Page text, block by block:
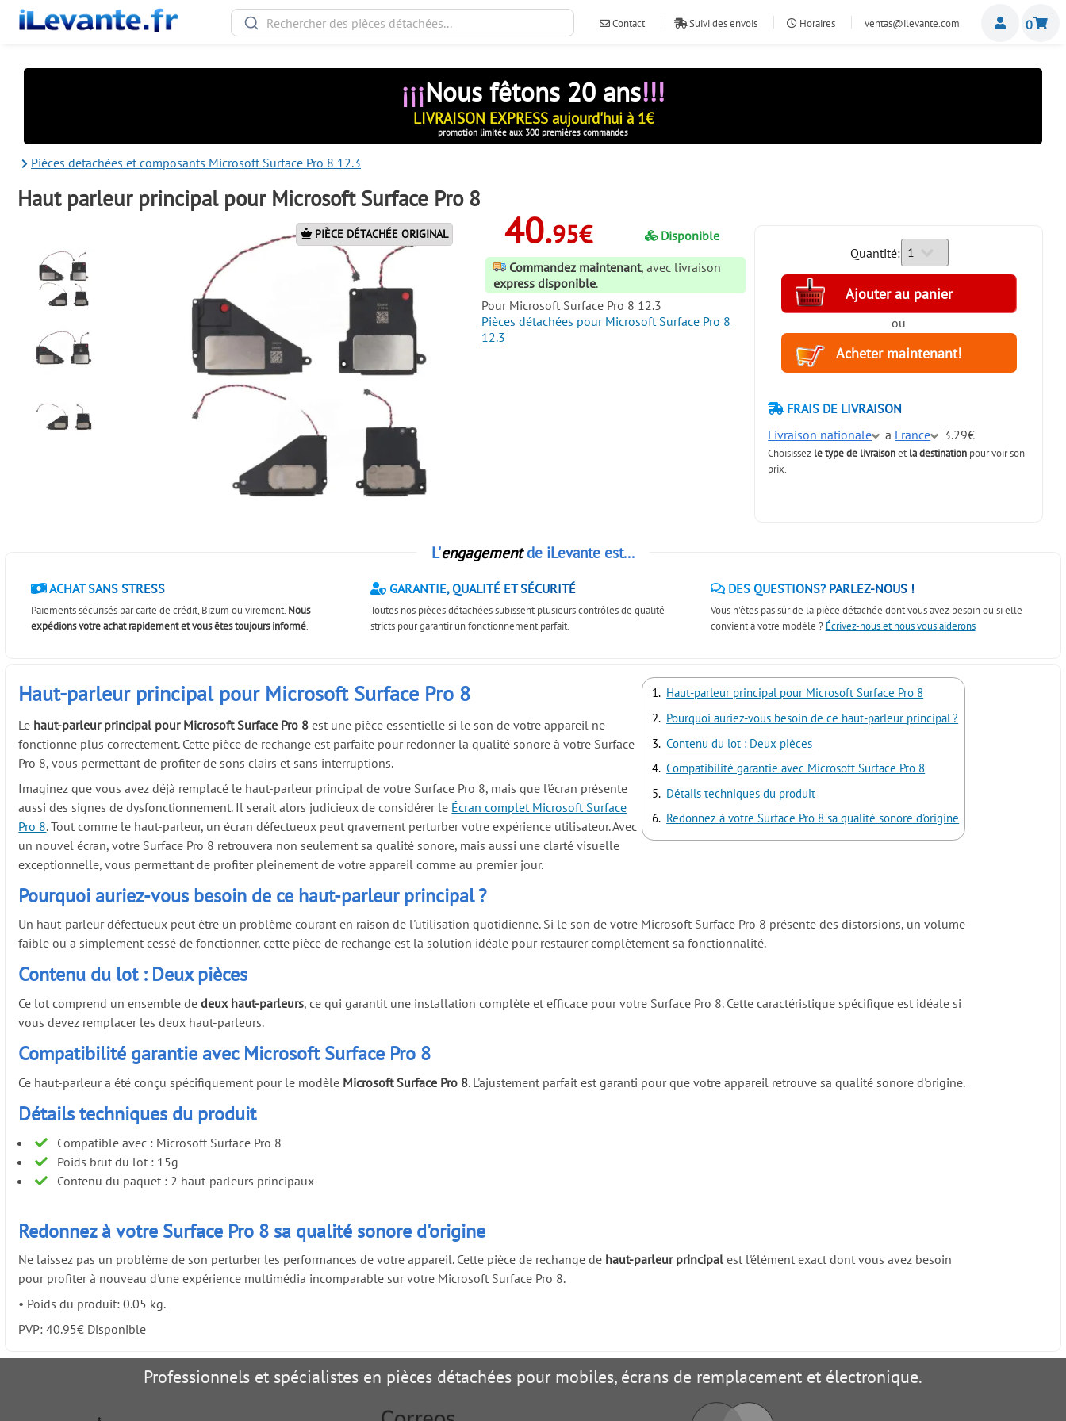
Contact Suivi des envois Horaires ventas@ilevante.com 0
¡¡¡Nous fêtons 20 ans!!!
LIVRAISON EXPRESS aujourd'hui à 1€
promotion limitée aux 300 premières commandes
Pièces détachées et composants Microsoft Surface Pro 8 12.3
Haut parleur principal pour Microsoft Surface Pro 8
PIÈCE DÉTACHÉE ORIGINAL 40.95€
Disponible
Commandez maintenant, avec livraison
express disponible.
Pour Microsoft Surface Pro 8 12.3
Pièces détachées pour Microsoft Surface Pro 8
12.3
Quantité:
ou
FRAIS DE LIVRAISON
Livraison nationale
a France 3.29€
Choisissez le type de livraisonetla destination pour voir son
prix.
L'engagementde iLevante est...
ACHAT SANS STRESS
Paiements sécurisés par carte de crédit, Bizum ou virement. Nous
expédions votre achat rapidement et vous êtes toujours informé.
GARANTIE, QUALITÉ ET SÉCURITÉ
Toutes nos pièces détachées subissent plusieurs contrôles de qualité
stricts pour garantir un fonctionnement parfait.
DES QUESTIONS? PARLEZ-NOUS !
Vous n'êtes pas sûr de la pièce détachée dont vous avez besoin ou si elle
convient à votre modèle ? Écrivez-nous et nous vous aiderons
Haut-parleur principal pour Microsoft Surface Pro 8
Pourquoi auriez-vous besoin de ce haut-parleur principal ?
Contenu du lot : Deux pièces
Compatibilité garantie avec Microsoft Surface Pro 8
Détails techniques du produit
Redonnez à votre Surface Pro 8 sa qualité sonore d'origine
Haut-parleur principal pour Microsoft Surface Pro 8
Le haut-parleur principal pour Microsoft Surface Pro 8 est une pièce essentielle si le son de votre appareil ne
fonctionne plus correctement. Cette pièce de rechange est parfaite pour redonner la qualité sonore à votre Surface
Pro 8, vous permettant de profiter de sons clairs et sans interruptions.
Imaginez que vous avez déjà remplacé le haut-parleur principal de votre Surface Pro 8, mais que l'écran présente
aussi des signes de dysfonctionnement. Il serait alors judicieux de considérer le Écran complet Microsoft Surface
Pro 8. Tout comme le haut-parleur, un écran défectueux peut gravement perturber votre expérience utilisateur. Avec
un nouvel écran, votre Surface Pro 8 retrouvera non seulement sa qualité sonore, mais aussi une clarté visuelle
exceptionnelle, vous permettant de profiter pleinement de votre appareil comme au premier jour.
Pourquoi auriez-vous besoin de ce haut-parleur principal ?
Un haut-parleur défectueux peut être un problème courant en raison de l'utilisation quotidienne. Si le son de votre Microsoft Surface Pro 8 présente des distorsions, un volume
faible ou a simplement cessé de fonctionner, cette pièce de rechange est la solution idéale pour restaurer complètement sa fonctionnalité.
Contenu du lot : Deux pièces
Ce lot comprend un ensemble dedeux haut-parleurs, ce qui garantit une installation complète et efficace pour votre Surface Pro 8. Cette caractéristique spécifique est idéale si
vous devez remplacer les deux haut-parleurs.
Compatibilité garantie avec Microsoft Surface Pro 8
Ce haut-parleur a été conçu spécifiquement pour le modèle Microsoft Surface Pro 8. L'ajustement parfait est garanti pour que votre appareil retrouve sa qualité sonore d'origine.
Détails techniques du produit
Compatible avec : Microsoft Surface Pro 8
Poids brut du lot : 15g
Contenu du paquet : 2 haut-parleurs principaux
Redonnez à votre Surface Pro 8 sa qualité sonore d'origine
Ne laissez pas un problème de son perturber les performances de votre appareil. Cette pièce de rechange de haut-parleur principal est l'élément exact dont vous avez besoin
pour profiter à nouveau d'une expérience multimédia incomparable sur votre Microsoft Surface Pro 8.
• Poids du produit: 0.05 kg.
PVP:40.95€ Disponible
Professionnels et spécialistes en pièces détachées pour mobiles, écrans de remplacement et électronique.